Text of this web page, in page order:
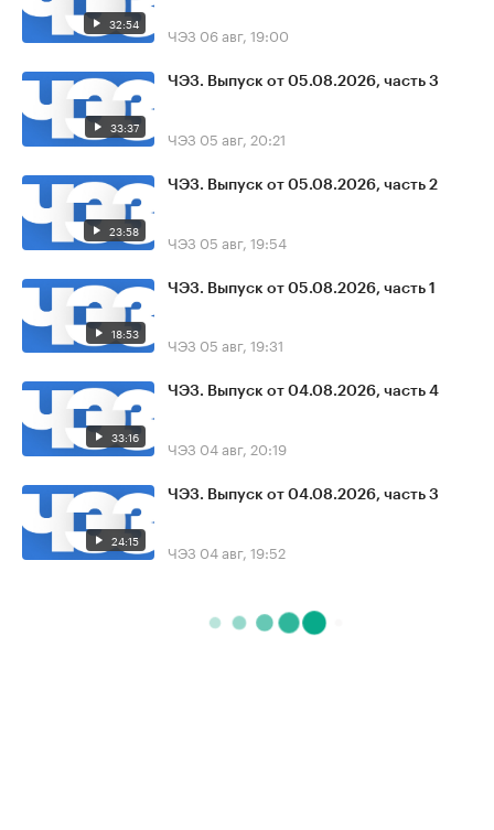
32:54 ЧЭЗ 06 авг, 19:00
33:37
ЧЭЗ. Выпуск от 05.08.2026, часть 3
ЧЭЗ 05 авг, 20:21
23:58
ЧЭЗ. Выпуск от 05.08.2026, часть 2
ЧЭЗ 05 авг, 19:54
18:53
ЧЭЗ. Выпуск от 05.08.2026, часть 1
ЧЭЗ 05 авг, 19:31
33:16
ЧЭЗ. Выпуск от 04.08.2026, часть 4
ЧЭЗ 04 авг, 20:19
24:15
ЧЭЗ. Выпуск от 04.08.2026, часть 3
ЧЭЗ 04 авг, 19:52